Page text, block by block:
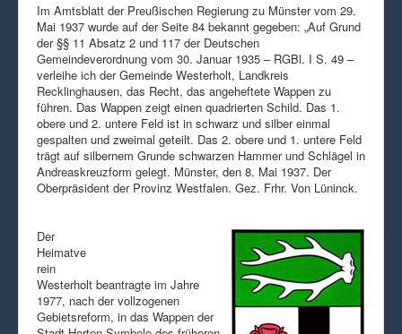
Im Amtsblatt der Preußischen Regierung zu Münster vom 29.
Mai 1937 wurde auf der Seite 84 bekannt gegeben: „Auf Grund
der §§ 11 Absatz 2 und 117 der Deutschen
Gemeindeverordnung vom 30. Januar 1935 – RGBl. I S. 49 –
verleihe ich der Gemeinde Westerholt, Landkreis
Recklinghausen, das Recht, das angeheftete Wappen zu
führen. Das Wappen zeigt einen quadrierten Schild. Das 1.
obere und 2. untere Feld ist in schwarz und silber einmal
gespalten und zweimal geteilt. Das 2. obere und 1. untere Feld
trägt auf silbernem Grunde schwarzen Hammer und Schlägel in
Andreaskreuzform gelegt. Münster, den 8. Mai 1937. Der
Oberpräsident der Provinz Westfalen. Gez. Frhr. Von Lüninck.
Der
Heimatve
rein
Westerholt beantragte im Jahre
1977, nach der vollzogenen
Gebietsreform, in das Wappen der